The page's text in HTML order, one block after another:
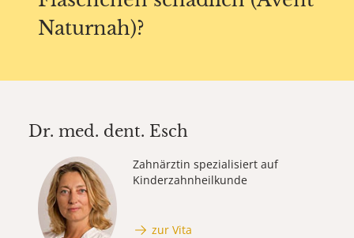
Naturnah)?
Dr. med. dent. Esch
Zahnärztin spezialisiert auf
Kinderzahnheilkunde
zur Vita